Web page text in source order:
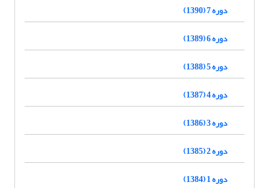
دوره 7 (1390)
دوره 6 (1389)
دوره 5 (1388)
دوره 4 (1387)
دوره 3 (1386)
دوره 2 (1385)
دوره 1 (1384)